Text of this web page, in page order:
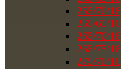
255/70/16
265/65/16
265/70/16
265/75/16
275/70/16